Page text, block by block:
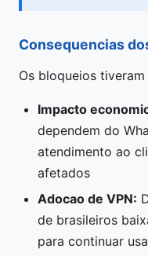
Consequencias
Os bloqueios
Impacto
dependem do
atendimento ao
afetados
Adocao de VPN:
de brasileiros
para continuar